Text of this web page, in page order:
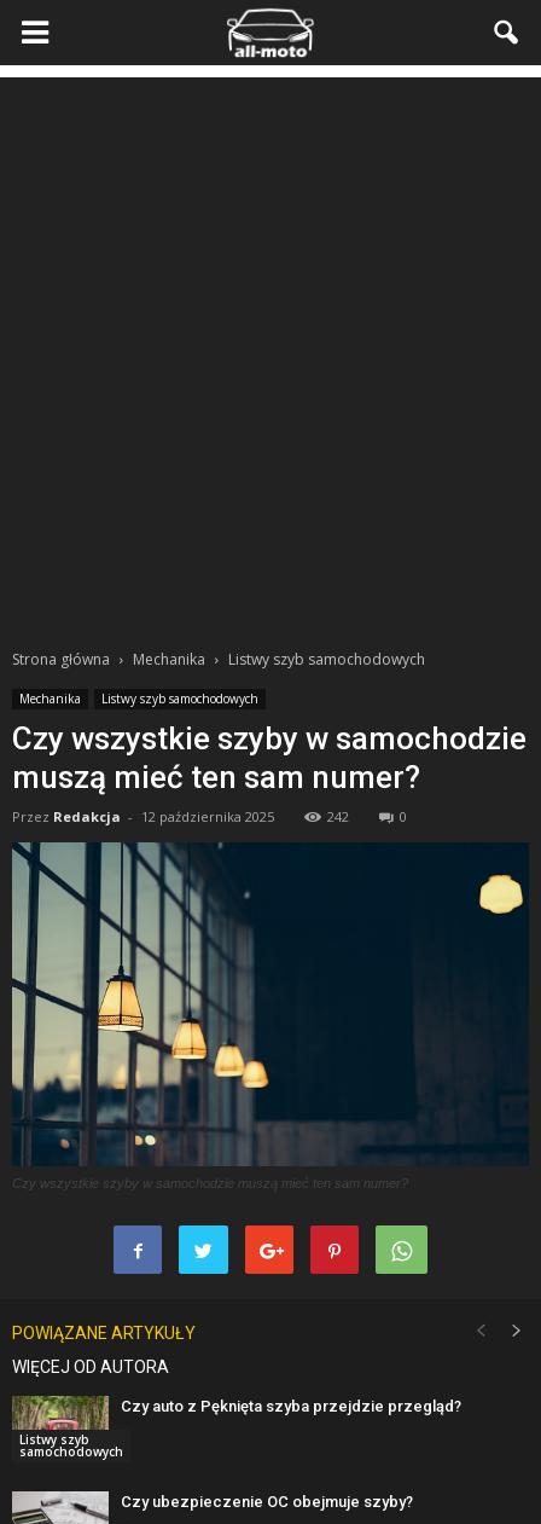
Strona główna Mechanika Listwy szyb samochodowych
Mechanika Listwy szyb samochodowych
Czy wszystkie szyby w samochodzie
muszą mieć ten sam numer?
Przez Redakcja - 12 października 2025 242 0
Czy wszystkie szyby w samochodzie muszą mieć ten sam numer?
POWIĄZANE ARTYKUŁY
WIĘCEJ OD AUTORA
Listwy szyb
samochodowych
Czy auto z Pęknięta szyba przejdzie przegląd?
Czy ubezpieczenie OC obejmuje szyby?